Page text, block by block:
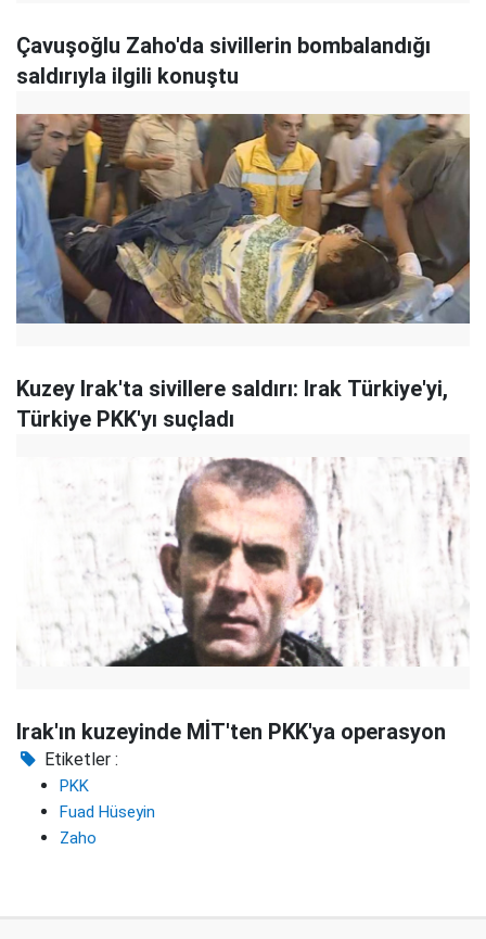
Çavuşoğlu Zaho'da sivillerin bombalandığı
saldırıyla ilgili konuştu
Kuzey Irak'ta sivillere saldırı: Irak Türkiye'yi,
Türkiye PKK'yı suçladı
Irak'ın kuzeyinde MİT'ten PKK'ya operasyon
Etiketler :
PKK
Fuad Hüseyin
Zaho